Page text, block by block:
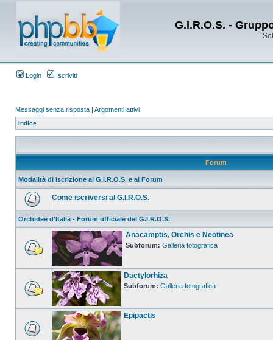
G.I.R.O.S. -
Login Iscriviti
Messaggi senza risposta | Argomenti attivi
Indice
Forum
Modalità di iscrizione al G.I.R.O.S. e al Forum
Come iscriversi al G.I.R.O.S.
Orchidee d'Italia - Forum ufficiale del G.I.R.O.S.
Anacamptis, Orchis e Neotinea
Subforum: Galleria fotografica
Dactylorhiza
Subforum: Galleria fotografica
Epipactis